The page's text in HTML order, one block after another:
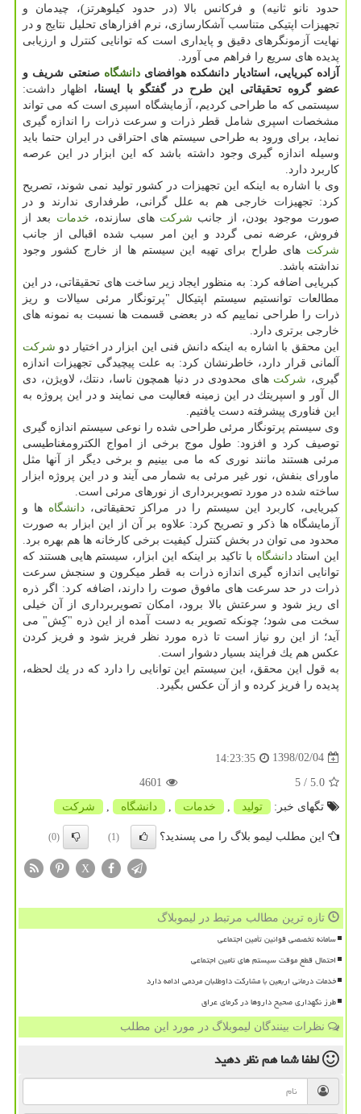
حدود نانو ثانیه) و فركانس بالا (در حدود كیلوهرتز)، چیدمان و
تجهیزات اپتیكی متناسب آشكارسازی، نرم افزارهای تحلیل نتایج و در
نهایت آزمونگرهای دقیق و پایداری است كه توانایی كنترل و ارزیابی
پدیده های سریع را فراهم می آورد.
آزاده كبریایی، استادیار دانشكده هوافضایدانشگاه صنعتی شریف و
عضو گروه تحقیقاتی این طرح در گفتگو با ایسنا،
اظهار داشت:
سیستمی كه ما طراحی كردیم، آزمایشگاه اسپری است كه می تواند
مشخصات اسپری شامل قطر ذرات و سرعت ذرات را اندازه گیری
نماید، برای ورود به طراحی سیستم های احتراقی در ایران حتما باید
وسیله اندازه گیری وجود داشته باشد كه این ابزار در این عرصه
كاربرد دارد.
وی با اشاره به اینكه این تجهیزات در كشور تولید نمی شوند، تصریح
كرد: تجهیزات خارجی هم به علل گرانی، طرفداری ندارند و در
صورت موجود بودن، از جانب شركت های سازنده، خدمات بعد از
فروش، عرضه نمی گردد و این امر سبب شده اقبالی از جانب
شركت های طراح برای تهیه این سیستم ها از خارج كشور وجود
نداشته باشد.
كبریایی اضافه كرد: به منظور ایجاد زیر ساخت های تحقیقاتی، در این
مطالعات توانستیم سیستم اپتیكال "پرتونگار مرئی سیالات و ریز
ذرات را طراحی نماییم كه در بعضی قسمت ها نسبت به نمونه های
خارجی برتری دارد.
این محقق با اشاره به اینكه دانش فنی این ابزار در اختیار دو شركت
آلمانی قرار دارد، خاطرنشان كرد: به علت پیچیدگی تجهیزات اندازه
گیری، شركت های محدودی در دنیا همچون ناسا، دنتك، لاویژن، دی
ال آور و اسپریتك در این زمینه فعالیت می نمایند و در این پروژه به
این فناوری پیشرفته دست یافتیم.
وی سیستم پرتونگار مرئی طراحی شده را نوعی سیستم اندازه گیری
توصیف كرد و افزود: طول موج برخی از امواج الكترومغناطیسی
مرئی هستند مانند نوری كه ما می بینیم و برخی دیگر از آنها مثل
ماورای بنفش، نور غیر مرئی به شمار می آیند و در این پروژه ابزار
ساخته شده در مورد تصویربرداری از نورهای مرئی است.
كبریایی، كاربرد این سیستم را در مراكز تحقیقاتی، دانشگاه ها و
آزمایشگاه ها ذكر و تصریح كرد: علاوه بر آن از این ابزار به صورت
محدود می توان در بخش كنترل كیفیت برخی كارخانه ها هم بهره برد.
این استاددانشگاه با تاكید بر اینكه این ابزار، سیستم هایی هستند كه
توانایی اندازه گیری اندازه ذرات به قطر میكرون و سنجش سرعت
ذرات در حد سرعت های مافوق صوت را دارند، اضافه كرد: اگر ذره
ای ریز شود و سرعتش بالا برود، امكان تصویربرداری از آن خیلی
سخت می شود؛ چونكه تصویر به دست آمده از این ذره "كِش" می
آید؛ از این رو نیاز است تا ذره مورد نظر فریز شود و فریز كردن
عكس هم یك فرایند بسیار دشوار است.
به قول این محقق، این سیستم این توانایی را دارد كه در یك لحظه،
پدیده را فریز كرده و از آن عكس بگیرد.
1398/02/04
14:23:35
5.0
/ 5
4601
تگهای خبر:
تولید خدمات دانشگاه شركت
این مطلب لیمو بلاگ را می پسندید؟ (1)
(0)
X
تازه ترین مطالب مرتبط در لیموبلاگ
سامانه تخصصی قوانین تأمین اجتماعی
احتمال قطع موقت سیستم های تامین اجتماعی
خدمات درمانی اربعین با مشارکت داوطلبان مردمی ادامه دارد
طرز نگهداری صحیح داروها در گرمای عراق
نظرات بینندگان لیموبلاگ در مورد این مطلب
لطفا شما همنظر دهید